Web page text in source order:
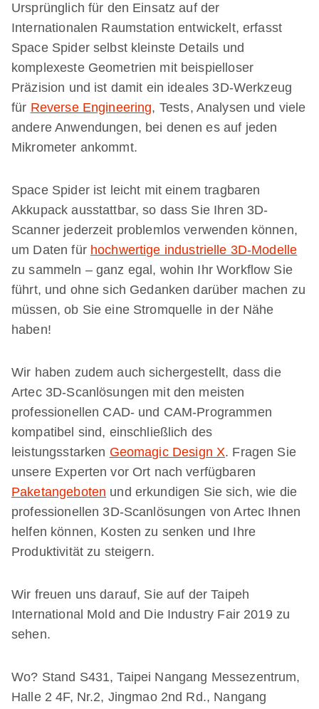
Ursprünglich für den Einsatz auf der
Internationalen Raumstation entwickelt, erfasst
Space Spider selbst kleinste Details und
komplexeste Geometrien mit beispielloser
Präzision und ist damit ein ideales 3D-Werkzeug
für Reverse Engineering, Tests, Analysen und viele
andere Anwendungen, bei denen es auf jeden
Mikrometer ankommt.
Space Spider ist leicht mit einem tragbaren
Akkupack ausstattbar, so dass Sie Ihren 3D-
Scanner jederzeit problemlos verwenden können,
um Daten für hochwertige industrielle 3D-Modelle
zu sammeln – ganz egal, wohin Ihr Workflow Sie
führt, und ohne sich Gedanken darüber machen zu
müssen, ob Sie eine Stromquelle in der Nähe
haben!
Wir haben zudem auch sichergestellt, dass die
Artec 3D-Scanlösungen mit den meisten
professionellen CAD- und CAM-Programmen
kompatibel sind, einschließlich des
leistungsstarken Geomagic Design X. Fragen Sie
unsere Experten vor Ort nach verfügbaren
Paketangeboten und erkundigen Sie sich, wie die
professionellen 3D-Scanlösungen von Artec Ihnen
helfen können, Kosten zu senken und Ihre
Produktivität zu steigern.
Wir freuen uns darauf, Sie auf der Taipeh
International Mold and Die Industry Fair 2019 zu
sehen.
Wo? Stand S431, Taipei Nangang Messezentrum,
Halle 2 4F, Nr.2, Jingmao 2nd Rd., Nangang